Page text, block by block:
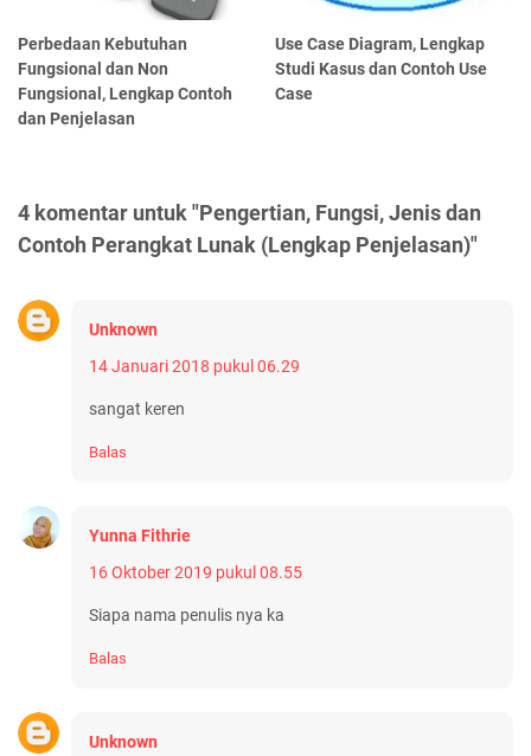
Perbedaan Kebutuhan
Fungsional dan Non
Fungsional, Lengkap Contoh
dan Penjelasan
Use Case Diagram, Lengkap
Studi Kasus dan Contoh Use
Case
4 komentar untuk "Pengertian, Fungsi, Jenis dan
Contoh Perangkat Lunak (Lengkap Penjelasan)"
Unknown
14 Januari 2018 pukul 06.29
sangat keren
Balas
Yunna Fithrie
16 Oktober 2019 pukul 08.55
Siapa nama penulis nya ka
Balas
Unknown